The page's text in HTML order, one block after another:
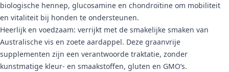
biologische hennep, glucosamine en chondroïtine om mobiliteit
en vitaliteit bij honden te ondersteunen.
Heerlijk en voedzaam: verrijkt met de smakelijke smaken van
Australische vis en zoete aardappel. Deze graanvrije
supplementen zijn een verantwoorde traktatie, zonder
kunstmatige kleur- en smaakstoffen, gluten en GMO’s.